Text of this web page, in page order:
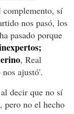
complemento, sí
nos pasó, los
pasado porque
, Real
ajustó'.
decir que no sí
pero no el hecho